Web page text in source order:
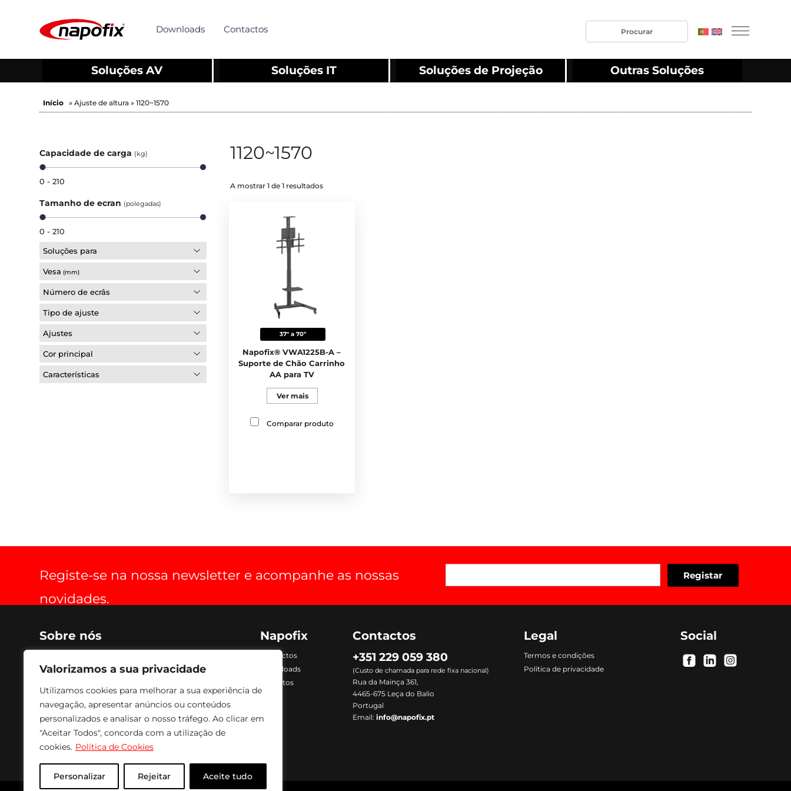
Valorizamos a sua privacidade
Utilizamos cookies para melhorar a sua experiência de
navegação, apresentar anúncios ou conteúdos
personalizados e analisar o nosso tráfego. Ao clicar em
"Aceitar Todos", concorda com a utilização de
cookies. Política de Cookies
Personalizar Rejeitar Aceite tudo
Downloads Contactos
Soluções AV Soluções IT Soluções de Projeção Outras Soluções
Início » Ajuste de altura » 1120~1570
Capacidade de carga (kg)
0 - 210
Tamanho de ecran (polegadas)
0 - 210
Soluções para
Vesa (mm)
Número de ecrâs
Tipo de ajuste
Ajustes
Cor principal
Características
1120~1570
A mostrar 1 de 1 resultados
37" a 70"
Napofix® VWA1225B-A –
Suporte de Chão Carrinho
AA para TV
Ver mais
Comparar produto
Registe-se na nossa newsletter e acompanhe as nossas
novidades.
Sobre nós
optimização de espaço, práticas, estéticas, funcionais
imagem. Os nossos produtos são fabricados com
tecnologia avançada, combinando com acabamento
a Epóxi, conferindo um acabamento e textura de
excelente qualidade e durabilidade. Para fazer face às
solicitações mais urgentes temos sempre em stock
todos os produtos para entrega imediata.
Napofix
Contactos
Downloads
Produtos
Contactos
+351 229 059 380
(Custo de chamada para rede fixa nacional)
Rua da Mainça 361,
4465-675 Leça do Balio
Portugal
Email:info@napofix.pt
Legal
Termos e condições
Política de privacidade
Social